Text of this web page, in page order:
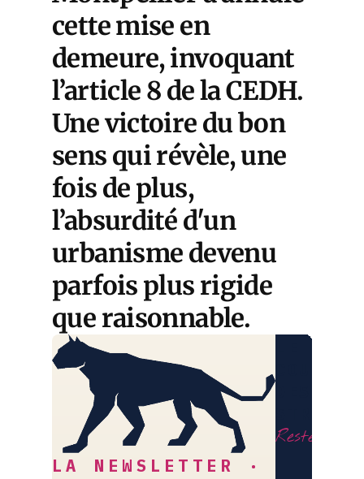
cette mise en
demeure, invoquant
l’article 8 de la CEDH.
Une victoire du bon
sens qui révèle, une
fois de plus,
l’absurdité d'un
urbanisme devenu
parfois plus rigide
que raisonnable.
Restez
LA NEWSLETTER ·